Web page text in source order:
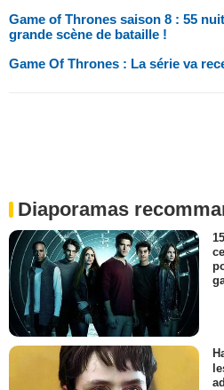
Game of Thrones saison 8 : 55
grande scène de bataille !
Game Of Thrones : La série va
Diaporamas